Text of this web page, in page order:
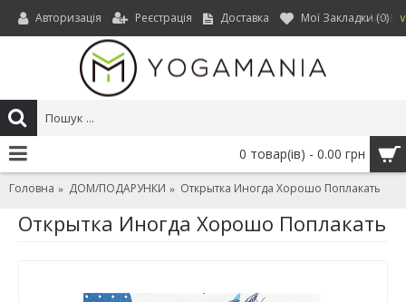
UAH ∨
Авторизація Реєстрація Доставка Мої Закладки (0)
0 товар(ів) - 0.00 грн
Головна ДОМ/ПОДАРУНКИ Открытка Иногда Хорошо Поплакать
Открытка Иногда Хорошо Поплакать